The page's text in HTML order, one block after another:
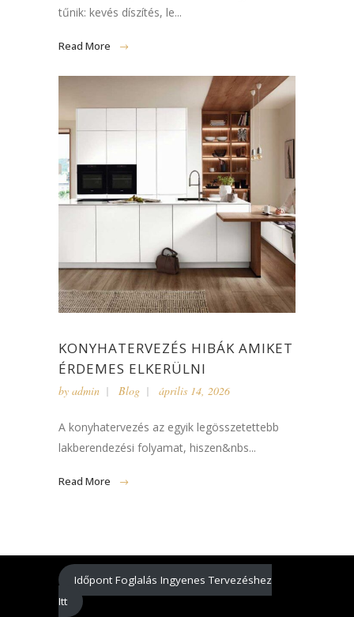
tűnik: kevés díszítés, le...
Read More
KONYHATERVEZÉS HIBÁK AMIKET
ÉRDEMES ELKERÜLNI
by admin Blog április 14, 2026
A konyhatervezés az egyik legösszetettebb
lakberendezési folyamat, hiszen&nbs...
Read More
Időpont Foglalás Ingyenes Tervezéshez
Itt